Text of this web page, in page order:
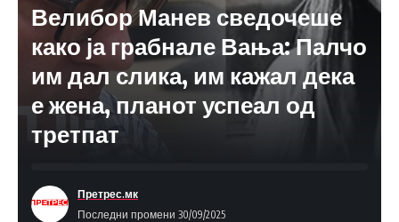
Велибор Манев сведочеше
како ја грабнале Вања: Палчо
им дал слика, им кажал дека
е жена, планот успеал од
третпат
Последни промени 30/09/2025
Претрес.мк